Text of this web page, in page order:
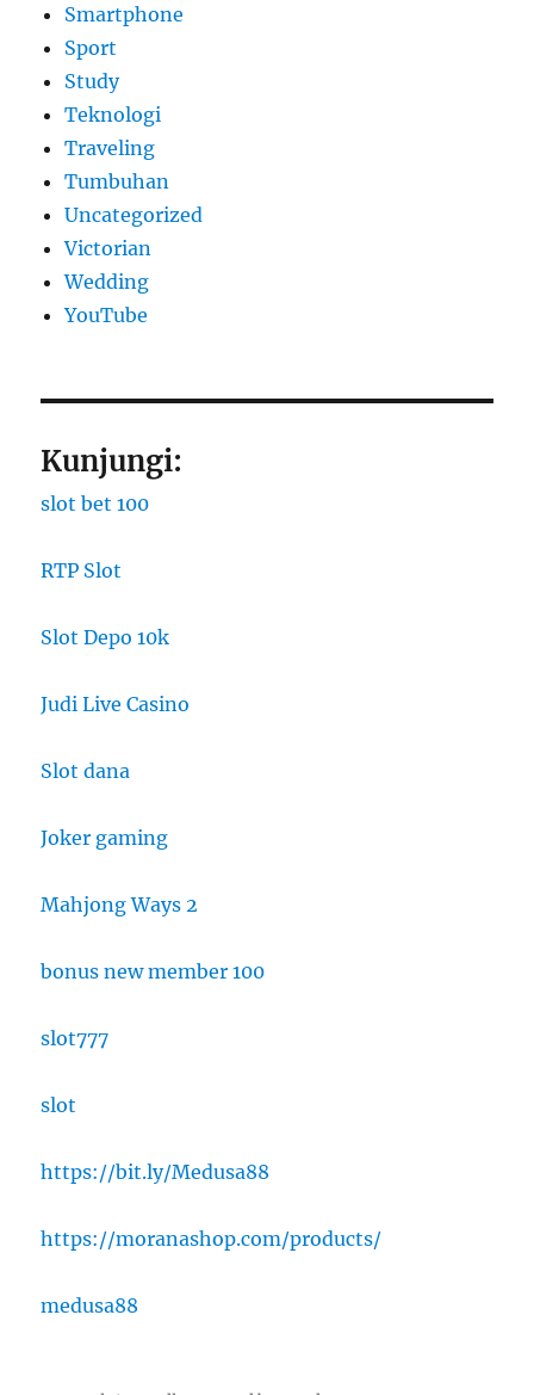
Smartphone
Sport
Study
Teknologi
Traveling
Tumbuhan
Uncategorized
Victorian
Wedding
YouTube
Kunjungi:
slot bet 100
RTP Slot
Slot Depo 10k
Judi Live Casino
Slot dana
Joker gaming
Mahjong Ways 2
bonus new member 100
slot777
slot
https://bit.ly/Medusa88
https://moranashop.com/products/
medusa88